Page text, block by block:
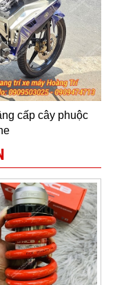
cấp cây phuộc